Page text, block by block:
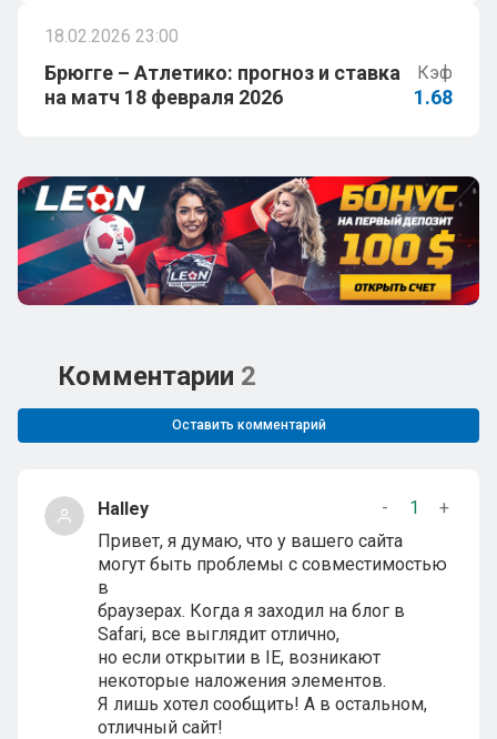
18.02.2026 23:00
Брюгге – Атлетико: прогноз и ставка
на матч 18 февраля 2026
Кэф
1.68
Комментарии 2
Оставить комментарий
Halley - 1
+
Привет, я думаю, что у вашего сайта
могут быть проблемы с совместимостью
в
браузерах. Когда я заходил на блог в
Safari, все выглядит отлично,
но если открытии в IE, возникают
некоторые наложения элементов.
Я лишь хотел сообщить! А в остальном,
отличный сайт!